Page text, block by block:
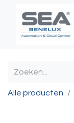
Alle producten